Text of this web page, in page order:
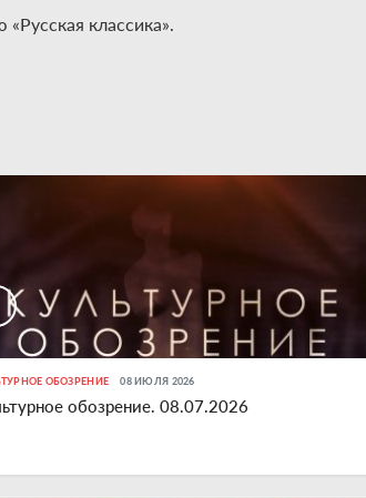
классика».
ОБОЗРЕНИЕ 08 ИЮЛЯ 2026
обозрение. 08.07.2026